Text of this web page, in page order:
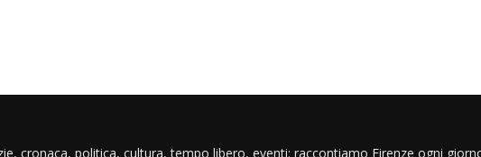
cronaca, politica, cultura, tempo libero, eventi: raccontiamo Firenze ogni